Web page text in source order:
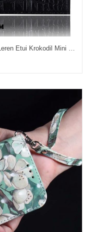
Xiaomi Mi Note 10 Hoesje Bescherming Leren Etui Krokodil Mini Mobiele Telefoon Winkel